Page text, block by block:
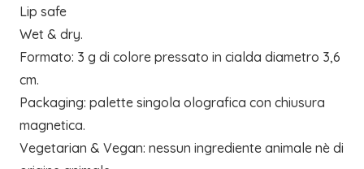
Lip safe
Wet & dry.
Formato: 3 g di colore pressato in cialda diametro 3,6
cm.
Packaging: palette singola olografica con chiusura
magnetica.
Vegetarian & Vegan: nessun ingrediente animale nè di